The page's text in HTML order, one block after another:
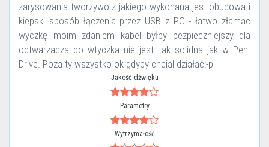
zarysowania tworzywo z jakiego wykonana jest obudowa i
kiepski sposób łączenia przez USB z PC - łatwo złamac
wyczkę moim zdaniem kabel byłby bezpieczniejszy dla
odtwarzacza bo wtyczka nie jest tak solidna jak w Pen-
Drive. Poza ty wszystko ok gdyby chcial działać:-p
Jakość dźwięku
Parametry
Wytrzymałość